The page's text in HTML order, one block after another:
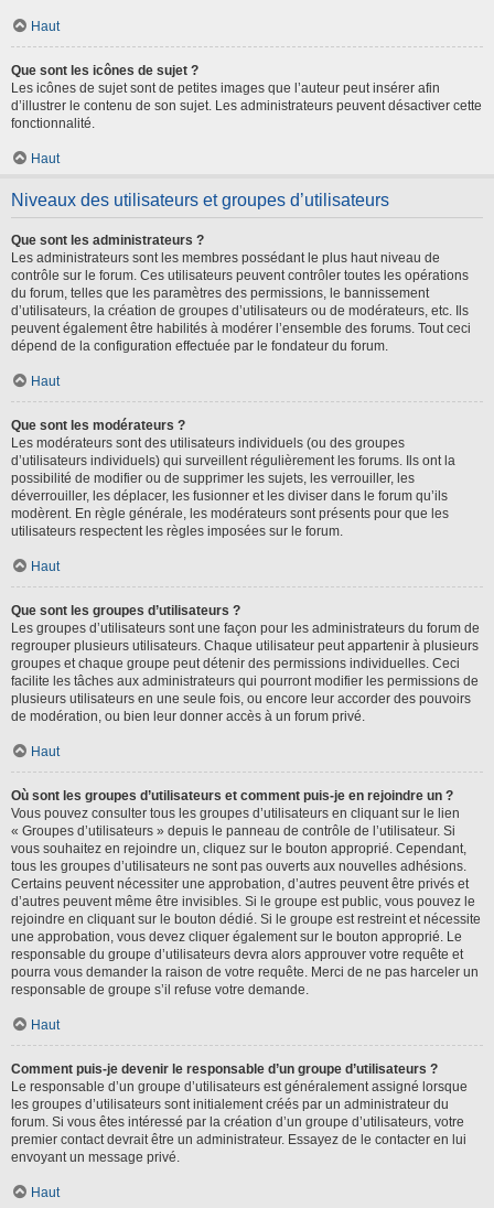
Haut
Que sont les icônes de sujet ?
Les icônes de sujet sont de petites images que l’auteur peut insérer afin
d’illustrer le contenu de son sujet. Les administrateurs peuvent désactiver cette
fonctionnalité.
Haut
Niveaux des utilisateurs et groupes d’utilisateurs
Que sont les administrateurs ?
Les administrateurs sont les membres possédant le plus haut niveau de
contrôle sur le forum. Ces utilisateurs peuvent contrôler toutes les opérations
du forum, telles que les paramètres des permissions, le bannissement
d’utilisateurs, la création de groupes d’utilisateurs ou de modérateurs, etc. Ils
peuvent également être habilités à modérer l’ensemble des forums. Tout ceci
dépend de la configuration effectuée par le fondateur du forum.
Haut
Que sont les modérateurs ?
Les modérateurs sont des utilisateurs individuels (ou des groupes
d’utilisateurs individuels) qui surveillent régulièrement les forums. Ils ont la
possibilité de modifier ou de supprimer les sujets, les verrouiller, les
déverrouiller, les déplacer, les fusionner et les diviser dans le forum qu’ils
modèrent. En règle générale, les modérateurs sont présents pour que les
utilisateurs respectent les règles imposées sur le forum.
Haut
Que sont les groupes d’utilisateurs ?
Les groupes d’utilisateurs sont une façon pour les administrateurs du forum de
regrouper plusieurs utilisateurs. Chaque utilisateur peut appartenir à plusieurs
groupes et chaque groupe peut détenir des permissions individuelles. Ceci
facilite les tâches aux administrateurs qui pourront modifier les permissions de
plusieurs utilisateurs en une seule fois, ou encore leur accorder des pouvoirs
de modération, ou bien leur donner accès à un forum privé.
Haut
Où sont les groupes d’utilisateurs et comment puis-je en rejoindre un ?
Vous pouvez consulter tous les groupes d’utilisateurs en cliquant sur le lien
« Groupes d’utilisateurs » depuis le panneau de contrôle de l’utilisateur. Si
vous souhaitez en rejoindre un, cliquez sur le bouton approprié. Cependant,
tous les groupes d’utilisateurs ne sont pas ouverts aux nouvelles adhésions.
Certains peuvent nécessiter une approbation, d’autres peuvent être privés et
d’autres peuvent même être invisibles. Si le groupe est public, vous pouvez le
rejoindre en cliquant sur le bouton dédié. Si le groupe est restreint et nécessite
une approbation, vous devez cliquer également sur le bouton approprié. Le
responsable du groupe d’utilisateurs devra alors approuver votre requête et
pourra vous demander la raison de votre requête. Merci de ne pas harceler un
responsable de groupe s’il refuse votre demande.
Haut
Comment puis-je devenir le responsable d’un groupe d’utilisateurs ?
Le responsable d’un groupe d’utilisateurs est généralement assigné lorsque
les groupes d’utilisateurs sont initialement créés par un administrateur du
forum. Si vous êtes intéressé par la création d’un groupe d’utilisateurs, votre
premier contact devrait être un administrateur. Essayez de le contacter en lui
envoyant un message privé.
Haut